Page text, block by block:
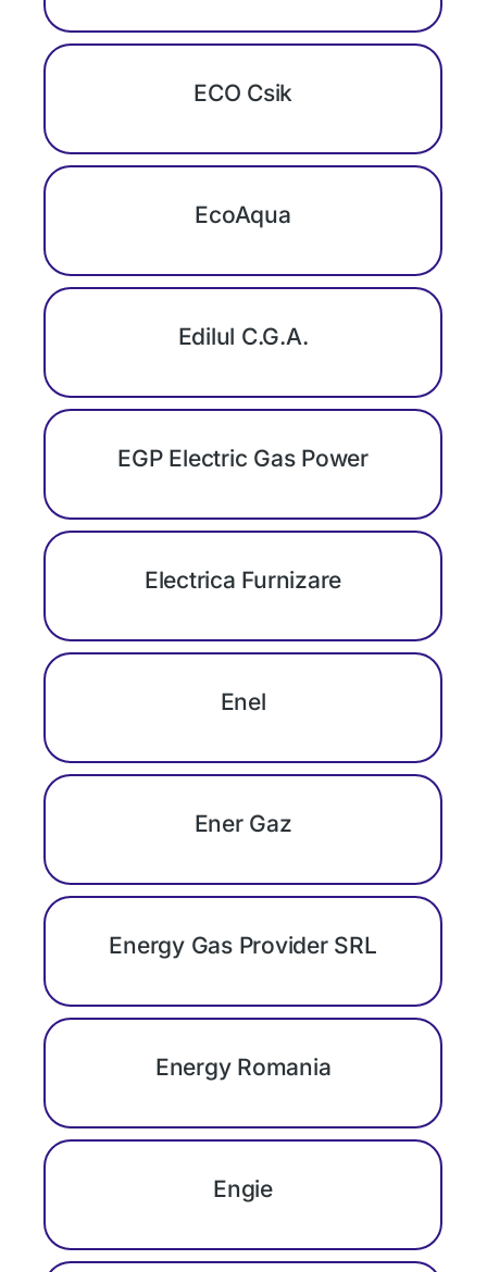
ECO Csik
EcoAqua
Edilul C.G.A.
EGP Electric Gas Power
Electrica Furnizare
Enel
Ener Gaz
Energy Gas Provider SRL
Energy Romania
Engie